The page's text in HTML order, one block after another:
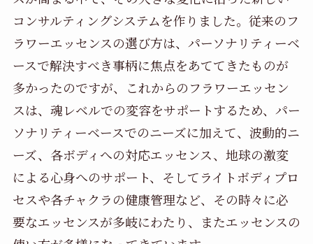
コンサルティングシステムを作りました。従来のフ
ラワーエッセンスの選び方は、パーソナリティーベ
ースで解決すべき事柄に焦点をあててきたものが
多かったのですが、これからのフラワーエッセン
スは、魂レベルでの変容をサポートするため、パー
ソナリティーベースでのニーズに加えて、波動的ニ
ーズ、各ボディへの対応エッセンス、地球の激変
による心身へのサポート、そしてライトボディプロ
セスや各チャクラの健康管理など、その時々に必
要なエッセンスが多岐にわたり、またエッセンスの